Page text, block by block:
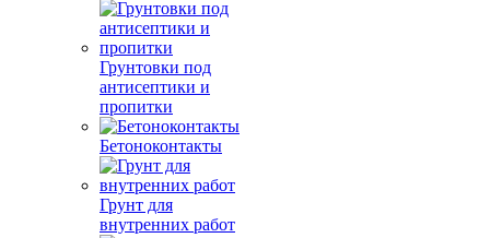
Грунтовки под
антисептики и
пропитки
Бетоноконтакты
Грунт для
внутренних работ